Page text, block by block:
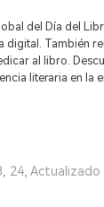
del Día del
digital. También
al libro.
literaria en la
24, Actualizado